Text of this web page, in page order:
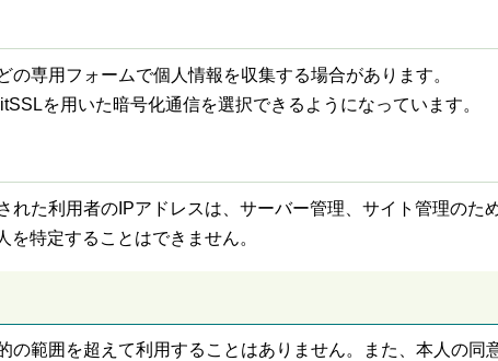
の専用フォームで個人情報を収集する場合があります。
を用いた暗号化通信を選択できるようになっています。
た利用者のIPアドレスは、サーバー管理、サイト管理のた
特定することはできません。
範囲を超えて利用することはありません。また、本人の同意